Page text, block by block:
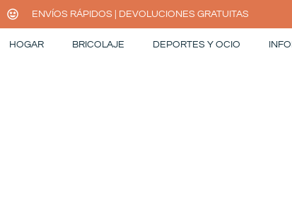
ENVÍOS RÁPIDOS | DEVOLUCIONES GRATUITAS
HOGAR BRICOLAJE DEPORTES Y OCIO